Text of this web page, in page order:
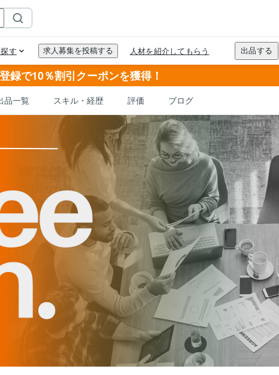
録で10％割引クーポンを獲得！
品一覧 スキル・経歴 評価 ブログ